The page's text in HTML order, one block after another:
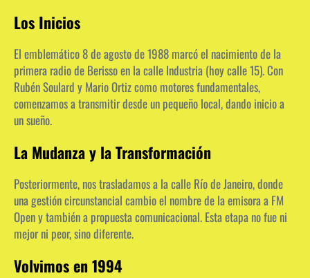
Los Inicios
El emblemático 8 de agosto de 1988 marcó el nacimiento de la
primera radio de Berisso en la calle Industria (hoy calle 15). Con
Rubén Soulard y Mario Ortiz como motores fundamentales,
comenzamos a transmitir desde un pequeño local, dando inicio a
un sueño.
La Mudanza y la Transformación
Posteriormente, nos trasladamos a la calle Río de Janeiro, donde
una gestión circunstancial cambio el nombre de la emisora a FM
Open y también a propuesta comunicacional. Esta etapa no fue ni
mejor ni peor, sino diferente.
Volvimos en 1994